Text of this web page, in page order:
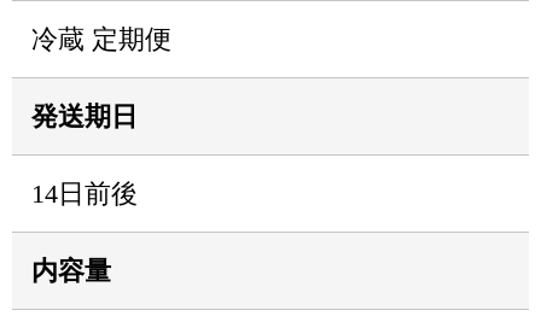
冷蔵 定期便
発送期日
14日前後
内容量